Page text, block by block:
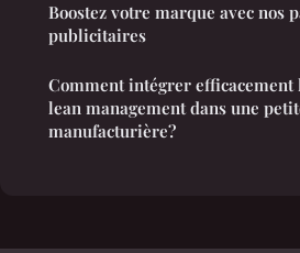
Boostez votre marque avec nos
publicitaires
Comment intégrer
lean management dans une
manufacturière?